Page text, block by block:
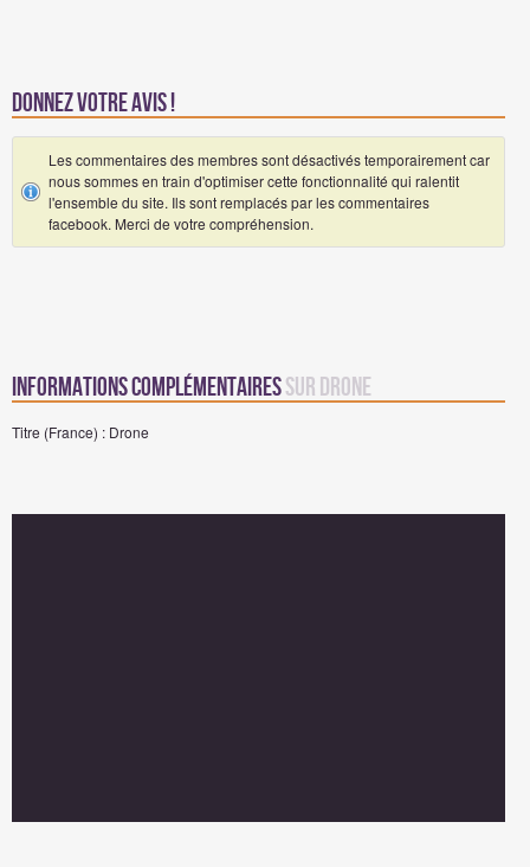
Donnez votre avis !
Les commentaires des membres sont désactivés temporairement car
nous sommes en train d'optimiser cette fonctionnalité qui ralentit
l'ensemble du site. Ils sont remplacés par les commentaires
facebook. Merci de votre compréhension.
Informations complémentairessur Drone
Titre (France) : Drone